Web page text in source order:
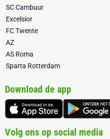
SC Cambuur
Excelsior
FC Twente
AZ
AS Roma
Sparta Rotterdam
Download de app
Volg ons op social media